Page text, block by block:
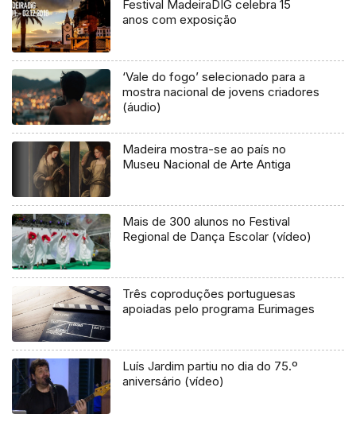
Festival MadeiraDIG celebra 15
anos com exposição
‘Vale do fogo’ selecionado para a
mostra nacional de jovens criadores
(áudio)
Madeira mostra-se ao país no
Museu Nacional de Arte Antiga
Mais de 300 alunos no Festival
Regional de Dança Escolar (vídeo)
Três coproduções portuguesas
apoiadas pelo programa Eurimages
Luís Jardim partiu no dia do 75.º
aniversário (vídeo)